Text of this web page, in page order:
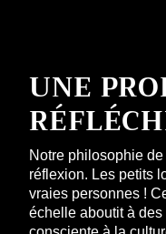
UNE
Notre philosophie
réflexion. Les petits
vraies personnes !
échelle aboutit à
JE